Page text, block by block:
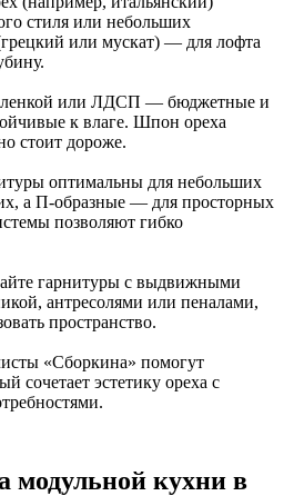
стиля или небольших
или мускат) — для лофта
или ЛДСП — бюджетные и
к влаге. Шпон ореха
стоит дороже.
оптимальны для небольших
а П-образные — для просторных
позволяют гибко
гарнитуры с выдвижными
антресолями или пеналами,
пространство.
«Сборкина» помогут
сочетает эстетику ореха с
модульной кухни в